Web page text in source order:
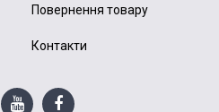
Повернення товару
Контакти